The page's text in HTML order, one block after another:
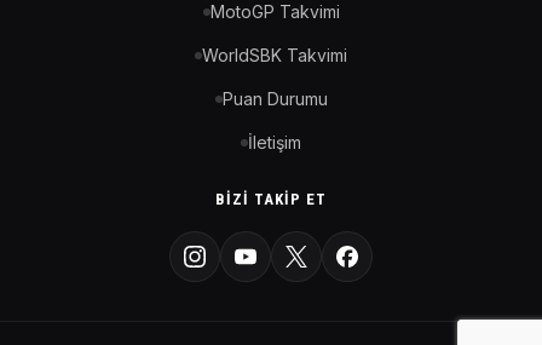
MotoGP Takvimi
WorldSBK Takvimi
Puan Durumu
İletişim
BIZI TAKIP ET